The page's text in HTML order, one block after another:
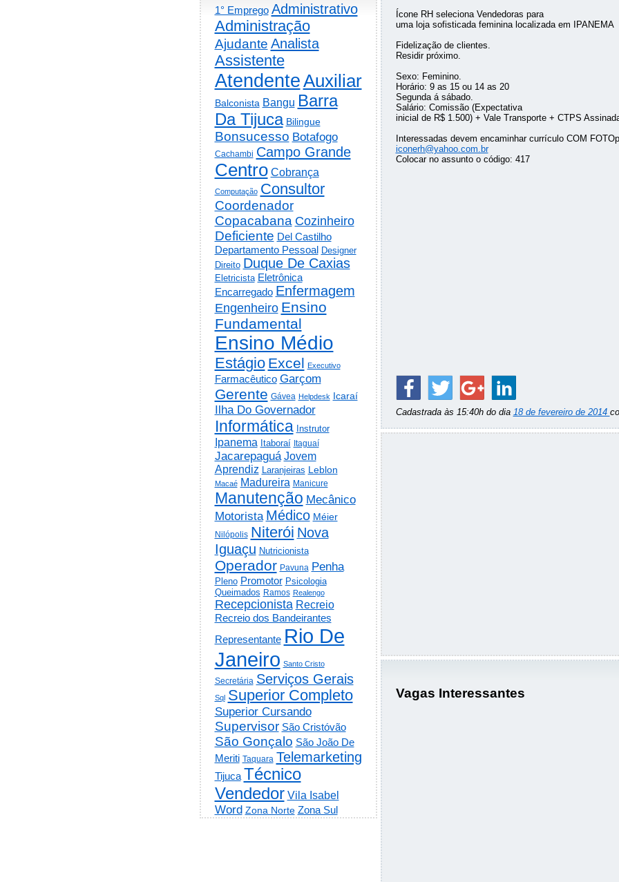
Ícone RH seleciona Vendedoras para
uma loja sofisticada feminina localizada em IPANEMA
Fidelização de clientes.
Residir próximo.
Sexo: Feminino.
Horário: 9 as 15 ou 14 as 20
Segunda á sábado.
Salário: Comissão (Expectativa
inicial de R$ 1.500) + Vale Transporte + CTPS
Interessadas devem encaminhar currículo COM
iconerh@yahoo.com.br
Colocar no assunto o código: 417
Cadastrada às 15:40h do dia 18 de fevereiro de 2014
Vagas Interessantes
1° Emprego Administrativo
Administração
Ajudante Analista
Assistente
AtendenteAuxiliar
Balconista Bangu Barra
Da Tijuca Bilingue
Bonsucesso Botafogo
Cachambi Campo Grande
Centro Cobrança
Computação Consultor
Coordenador
Copacabana Cozinheiro
Deficiente Del Castilho
Departamento Pessoal Designer
Direito Duque De Caxias
Eletricista Eletrônica
Encarregado Enfermagem
Engenheiro Ensino
Fundamental
Ensino Médio
Estágio Excel Executivo
Farmacêutico Garçom
Gerente Gávea Helpdesk Icaraí
Ilha Do Governador
Informática Instrutor
Ipanema Itaboraí Itaguaí
Jacarepaguá Jovem
Aprendiz
Laranjeiras Leblon
Macaé Madureira Manicure
Manutenção Mecânico
Motorista Médico Méier
Nilópolis Niterói Nova
Iguaçu Nutricionista
Operador Pavuna Penha
Pleno Promotor Psicologia
Queimados Ramos Realengo
Recepcionista Recreio
Recreio dos Bandeirantes
Representante Rio De
Janeiro Santo Cristo
Secretária Serviços Gerais
Sql Superior Completo
Superior Cursando
Supervisor São Cristóvão
São Gonçalo São João De
Meriti Taquara Telemarketing
Tijuca Técnico
Vendedor Vila Isabel
Word Zona Norte Zona Sul